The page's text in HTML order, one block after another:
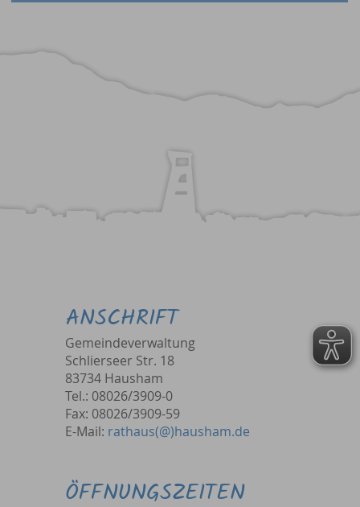
ANSCHRIFT
Gemeindeverwaltung
Schlierseer Str. 18
83734 Hausham
Tel.: 08026/3909-0
Fax: 08026/3909-59
E-Mail: rathaus(@)hausham.de
ÖFFNUNGSZEITEN